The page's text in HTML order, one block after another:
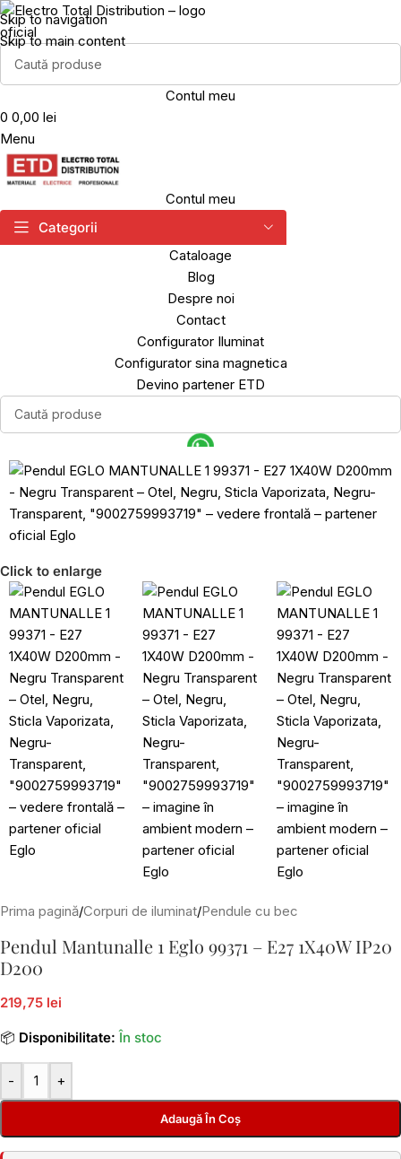
Skip to navigation
Skip to main content
Contul meu
0 0,00 lei
Menu
Contul meu
Categorii
Cataloage
Blog
Despre noi
Contact
Configurator Iluminat
Configurator sina magnetica
Devino partener ETD
Click to enlarge
Prima pagină/Corpuri de iluminat/Pendule cu bec
Pendul Mantunalle 1 Eglo 99371 – E27 1X40W IP20
D200
219,75 lei
📦 Disponibilitate: În stoc
- +
Adaugă În Coș